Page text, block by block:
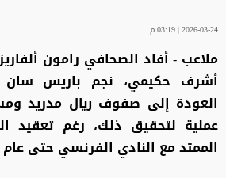
2026-03-24 | 03:19 م
ملاعب - أفاد الصحافي رامون
أشرف حكيمي، نجم باريس سان
العودة إلى صفوف ريال مدريد
عملية لتحقيق ذلك، رغم تعقيد
الممتد مع النادي الفرنسي حتى عام 2029.